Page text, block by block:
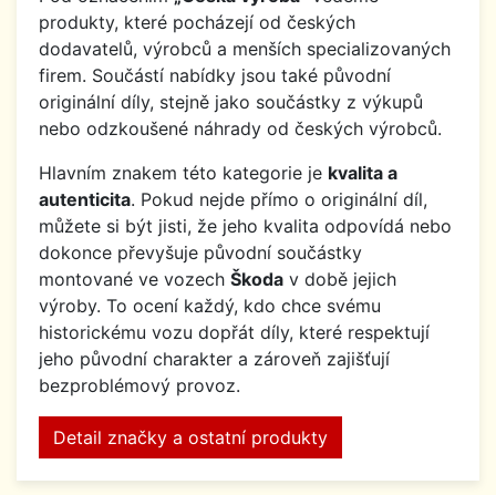
produkty, které pocházejí od českých
dodavatelů, výrobců a menších specializovaných
firem. Součástí nabídky jsou také původní
originální díly, stejně jako součástky z výkupů
nebo odzkoušené náhrady od českých výrobců.
Hlavním znakem této kategorie je kvalita a
autenticita. Pokud nejde přímo o originální díl,
můžete si být jisti, že jeho kvalita odpovídá nebo
dokonce převyšuje původní součástky
montované ve vozech Škoda v době jejich
výroby. To ocení každý, kdo chce svému
historickému vozu dopřát díly, které respektují
jeho původní charakter a zároveň zajišťují
bezproblémový provoz.
Detail značky a ostatní produkty